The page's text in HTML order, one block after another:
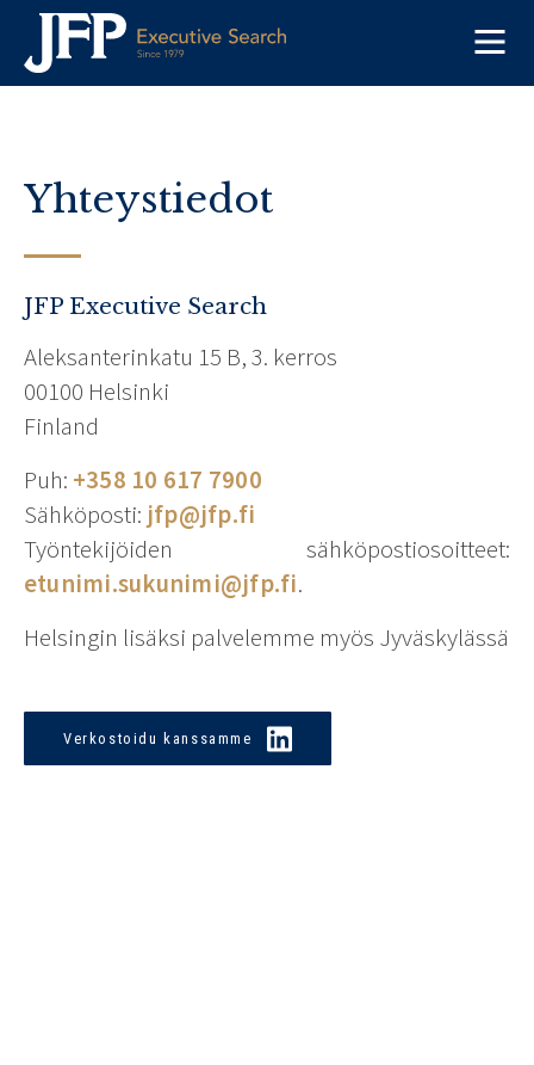
Skip
content
Yhteystiedot
JFP Executive Search
Aleksanterinkatu 15 B, 3. kerros
00100 Helsinki
Finland
Puh: +358 10 617 7900
Sähköposti: jfp@jfp.fi
Työntekijöiden sähköpostiosoitteet:
etunimi.sukunimi@jfp.fi.
Helsingin lisäksi palvelemme myös Jyväskylässä
Verkostoidu kanssamme